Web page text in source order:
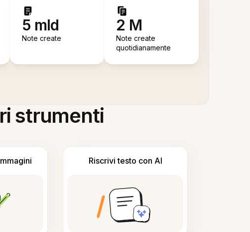
5 mld
Note create
2 M
Note create
quotidianamente
strumenti
Riscrivi testo con AI